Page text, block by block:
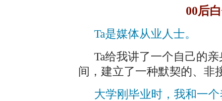
00后
Ta是媒体从业人士。
Ta给我讲了一个自己的
间，建立了一种默契的、非
大学刚毕业时，我和一